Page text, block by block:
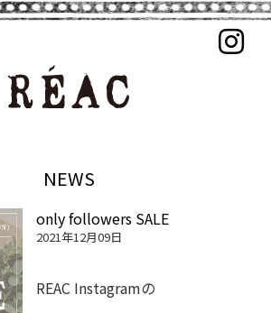
NEWS
only followers SALE
2021年12月09日
REAC Instagramの